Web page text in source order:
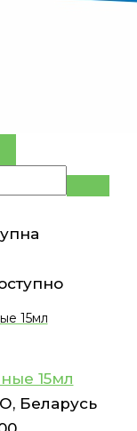
15мл
15мл
Беларусь